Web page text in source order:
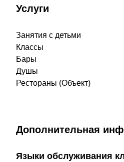
Услуги
Занятия с детьми
Классы
Бары
Душы
Рестораны (Объект)
Дополнительная
Языки обслуживания